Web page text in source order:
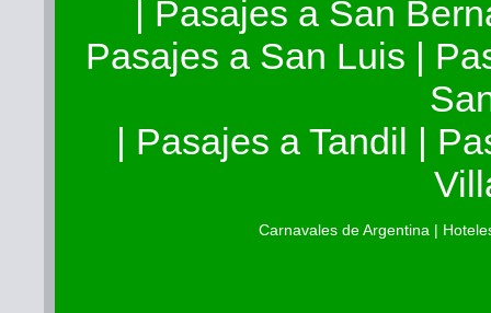
| Pasajes a San
Pasajes a San Luis |
| Pasajes a Tandil |
Carnavales de Argentina |